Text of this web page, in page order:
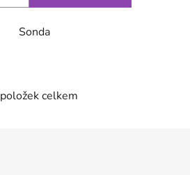
Sonda
Ovládací prvky výpisu
položek celkem